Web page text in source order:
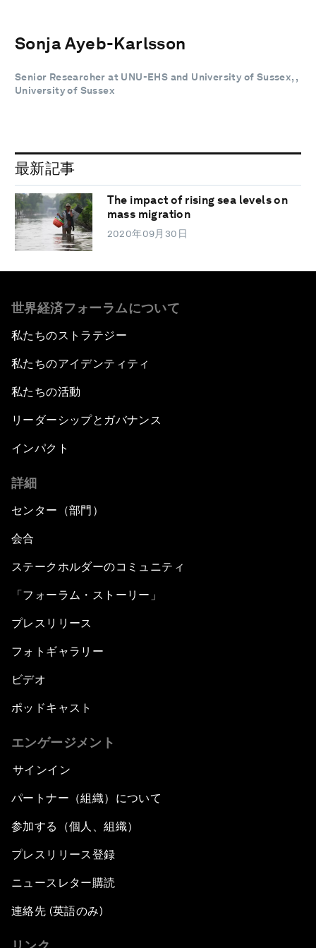
Sonja Ayeb-Karlsson
Senior Researcher at UNU-EHS and University of Sussex, ,
University of Sussex
最新記事
The impact of rising sea levels on
mass migration
2020年09月30日
世界経済フォーラムについて
私たちのストラテジー
私たちのアイデンティティ
私たちの活動
リーダーシップとガバナンス
インパクト
詳細
センター（部門）
会合
ステークホルダーのコミュニティ
「フォーラム・ストーリー」
プレスリリース
フォトギャラリー
ビデオ
ポッドキャスト
エンゲージメント
サインイン
パートナー（組織）について
参加する（個人、組織）
プレスリリース登録
ニュースレター購読
連絡先 (英語のみ)